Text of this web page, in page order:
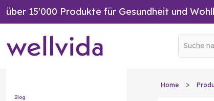
über 15'000 Produkte für Gesundheit und
Blog
Home